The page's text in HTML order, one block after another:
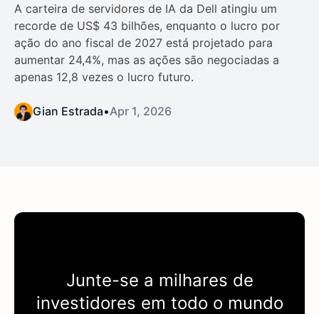
A carteira de servidores de IA da Dell atingiu um
recorde de US$ 43 bilhões, enquanto o lucro por
ação do ano fiscal de 2027 está projetado para
aumentar 24,4%, mas as ações são negociadas a
apenas 12,8 vezes o lucro futuro.
Gian Estrada•Apr 1, 2026
Junte-se a milhares de
investidores em todo o mundo